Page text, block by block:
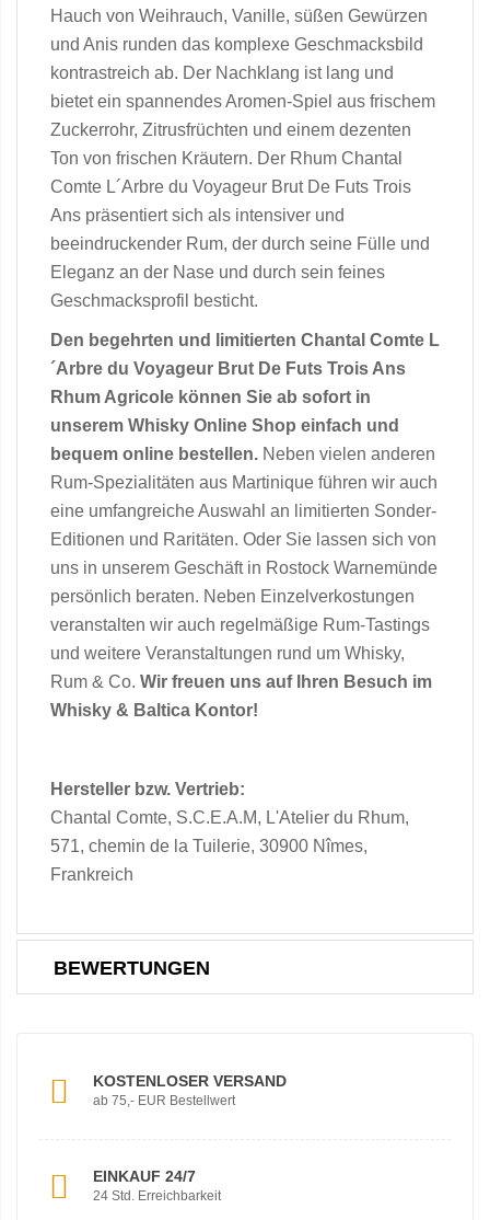
Hauch von Weihrauch, Vanille, süßen Gewürzen
und Anis runden das komplexe Geschmacksbild
kontrastreich ab. Der Nachklang ist lang und
bietet ein spannendes Aromen-Spiel aus frischem
Zuckerrohr, Zitrusfrüchten und einem dezenten
Ton von frischen Kräutern. Der Rhum Chantal
Comte L´Arbre du Voyageur Brut De Futs Trois
Ans präsentiert sich als intensiver und
beeindruckender Rum, der durch seine Fülle und
Eleganz an der Nase und durch sein feines
Geschmacksprofil besticht.
Den begehrten und limitierten Chantal Comte L
´Arbre du Voyageur Brut De Futs Trois Ans
Rhum Agricole können Sie ab sofort in
unserem Whisky Online Shop einfach und
bequem online bestellen. Neben vielen anderen
Rum-Spezialitäten aus Martinique führen wir auch
eine umfangreiche Auswahl an limitierten Sonder-
Editionen und Raritäten. Oder Sie lassen sich von
uns in unserem Geschäft in Rostock Warnemünde
persönlich beraten. Neben Einzelverkostungen
veranstalten wir auch regelmäßige Rum-Tastings
und weitere Veranstaltungen rund um Whisky,
Rum & Co. Wir freuen uns auf Ihren Besuch im
Whisky & Baltica Kontor!
Hersteller bzw. Vertrieb:
Chantal Comte, S.C.E.A.M, L'Atelier du Rhum,
571, chemin de la Tuilerie, 30900 Nîmes,
Frankreich
BEWERTUNGEN
KOSTENLOSER VERSAND
ab 75,- EUR Bestellwert
EINKAUF 24/7
24 Std. Erreichbarkeit